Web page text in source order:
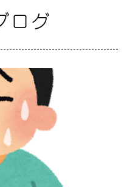
ログ